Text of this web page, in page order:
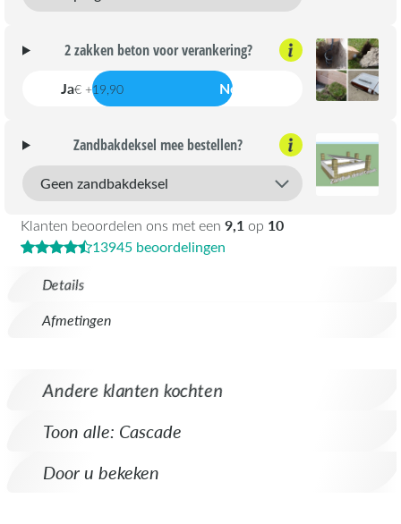
Details
Afmetingen
Klanten beoordelen ons met een 9,1 op 10
13945 beoordelingen
2 zakken beton voor verankering?
Ja€ +19,90 Nee
Zandbakdeksel mee bestellen?
Andere klanten kochten
Toon alle: Cascade
Door u bekeken